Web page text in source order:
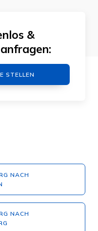
&
STELLEN
NACH
NACH